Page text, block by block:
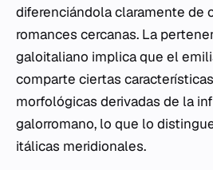
diferenciándola claramente de
romances cercanas. La
galoitaliano implica que el
comparte ciertas
morfológicas derivadas de la
galorromano, lo que lo
itálicas meridionales.